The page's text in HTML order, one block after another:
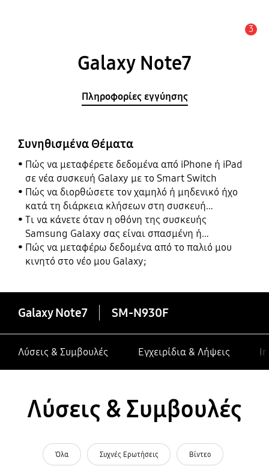
3
Galaxy Note7
Πληροφορίες εγγύησης
Συνηθισμένα Θέματα
Πώς να μεταφέρετε δεδομένα από iPhone ή iPad
σε νέα συσκευή Galaxy με το Smart Switch
Πώς να διορθώσετε τον χαμηλό ή μηδενικό ήχο
κατά τη διάρκεια κλήσεων στη συσκευή
Samsung Galaxy σας
Τι να κάνετε όταν η οθόνη της συσκευής
Samsung Galaxy σας είναι σπασμένη ή
κατεστραμμένη
Πώς να μεταφέρω δεδομένα από το παλιό μου
κινητό στο νέο μου Galaxy;
Galaxy Note7 SM-N930F
Λύσεις & Συμβουλές Εγχειρίδια & Λήψεις
Λύσεις & Συμβουλές
Όλα Συχνές Ερωτήσεις Βίντεο